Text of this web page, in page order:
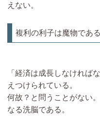
えない。
複利の利子は魔物である
「経済は成長しなければ
えつけられている。
何故？と問うことがない
なる洗脳である。